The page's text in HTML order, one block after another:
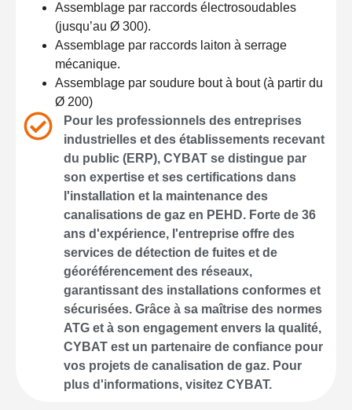
Assemblage par raccords électrosoudables
(jusqu’au Ø 300).
Assemblage par raccords laiton à serrage
mécanique.
Assemblage par soudure bout à bout (à partir du
Ø 200)
Pour les professionnels des entreprises
industrielles et des établissements recevant
du public (ERP), CYBAT se distingue par
son expertise et ses certifications dans
l'installation et la maintenance des
canalisations de gaz en PEHD. Forte de 36
ans d'expérience, l'entreprise offre des
services de détection de fuites et de
géoréférencement des réseaux,
garantissant des installations conformes et
sécurisées. Grâce à sa maîtrise des normes
ATG et à son engagement envers la qualité,
CYBAT est un partenaire de confiance pour
vos projets de canalisation de gaz. Pour
plus d'informations, visitez CYBAT.